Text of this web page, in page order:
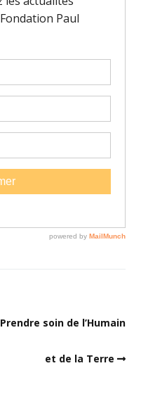
Prendre soin de l’Humain
et de la Terre